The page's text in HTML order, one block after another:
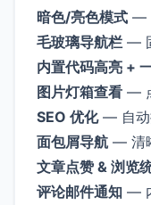
暗色/亮色模式 —
毛玻璃导航栏 —
内置代码高亮 +
图片灯箱查看 —
SEO 优化— 自动
面包屑导航 — 清
文章点赞 & 浏览
评论邮件通知 —